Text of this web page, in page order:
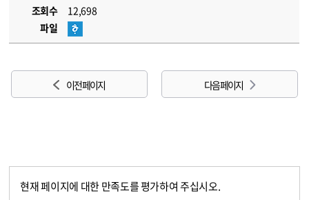
조회수
12,698
파일
이전 페이지 다음 페이지
현재 페이지에 대한 만족도를 평가하여 주십시오.